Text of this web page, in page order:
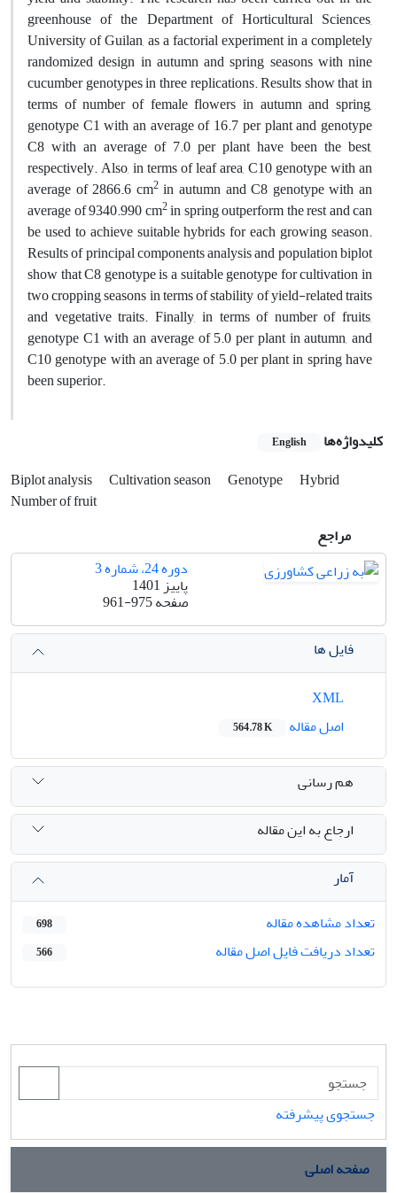
greenhouse of the Department of Horticultural Sciences,
University of Guilan, as a factorial experiment in a completely
randomized design in autumn and spring seasons with nine
cucumber genotypes in three replications. Results show that in
terms of number of female flowers in autumn and spring,
genotype C1 with an average of 16.7 per plant and genotype
C8 with an average of 7.0 per plant have been the best,
respectively. Also, in terms of leaf area, C10 genotype with an
average of 2866.6 cm2in autumn and C8 genotype with an
average of 9340.990 cm2in spring outperform the rest and can
be used to achieve suitable hybrids for each growing season.
Results of principal components analysis and population biplot
show that C8 genotype is a suitable genotype for cultivation in
two cropping seasons in terms of stability of yield-related traits
and vegetative traits. Finally, in terms of number of fruits,
genotype C1 with an average of 5.0 per plant in autumn, and
C10 genotype with an average of 5.0 per plant in spring have
been superior.
کلیدواژه‌ها English
Biplot analysis Cultivation season Genotype
Hybrid
Number of fruit
مراجع
دوره 24، شماره 3
پاییز 1401
صفحه961-975
فایل ها
اصل مقاله
564.78 K
هم رسانی
ارجاع به این مقاله
آمار
تعداد مشاهده مقاله
698
تعداد دریافت فایل اصل مقاله 566
جستجوی پیشرفته
صفحه اصلی